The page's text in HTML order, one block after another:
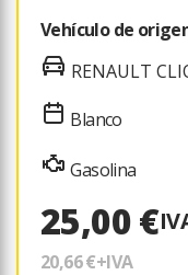
Vehículo de
RENAULT
Blanco
Gasolina
25,00 €
20,66 €+IVA